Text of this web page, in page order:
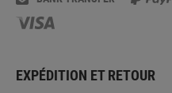
EXPÉDITION ET RETOUR